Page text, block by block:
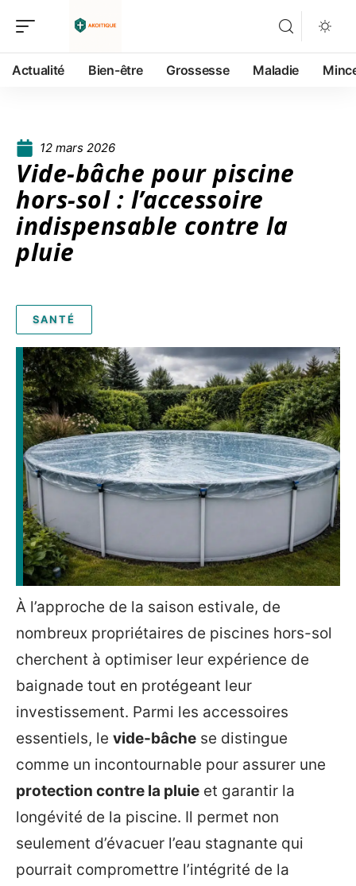
Actualité Bien-être Grossesse Maladie
12 mars 2026
Vide-bâche pour piscine
hors-sol : l’accessoire
indispensable contre la
pluie
SANTÉ
À l’approche de la saison estivale, de
nombreux propriétaires de piscines hors-sol
cherchent à optimiser leur expérience de
baignade tout en protégeant leur
investissement. Parmi les accessoires
essentiels, le vide-bâche se distingue
comme un incontournable pour assurer une
protection contre la pluie et garantir la
longévité de la piscine. Il permet non
seulement d’évacuer l’eau stagnante qui
pourrait compromettre l’intégrité de la